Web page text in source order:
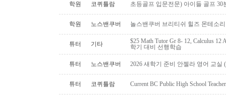
학원 코퀴틀람 초등골프 입문전문) 아이들 골프 30
학원 노스밴쿠버 놀스밴쿠버 브리티쉬 힐즈 몬테소
튜터 기타
$25 Math Tutor Gr 8- 12, Calculus
학기 대비 선행학습
튜터 노스밴쿠버 2026 새학기 준비 안젤라 영어 교실
튜터 코퀴틀람 Current BC Public High School